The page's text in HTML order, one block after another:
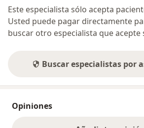
Este especialista sólo acepta
Usted puede pagar directamente
buscar otro especialista que acepte
Buscar especialistas por
Opiniones